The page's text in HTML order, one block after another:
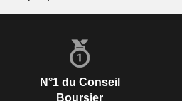
N°1 du Conseil
Boursier